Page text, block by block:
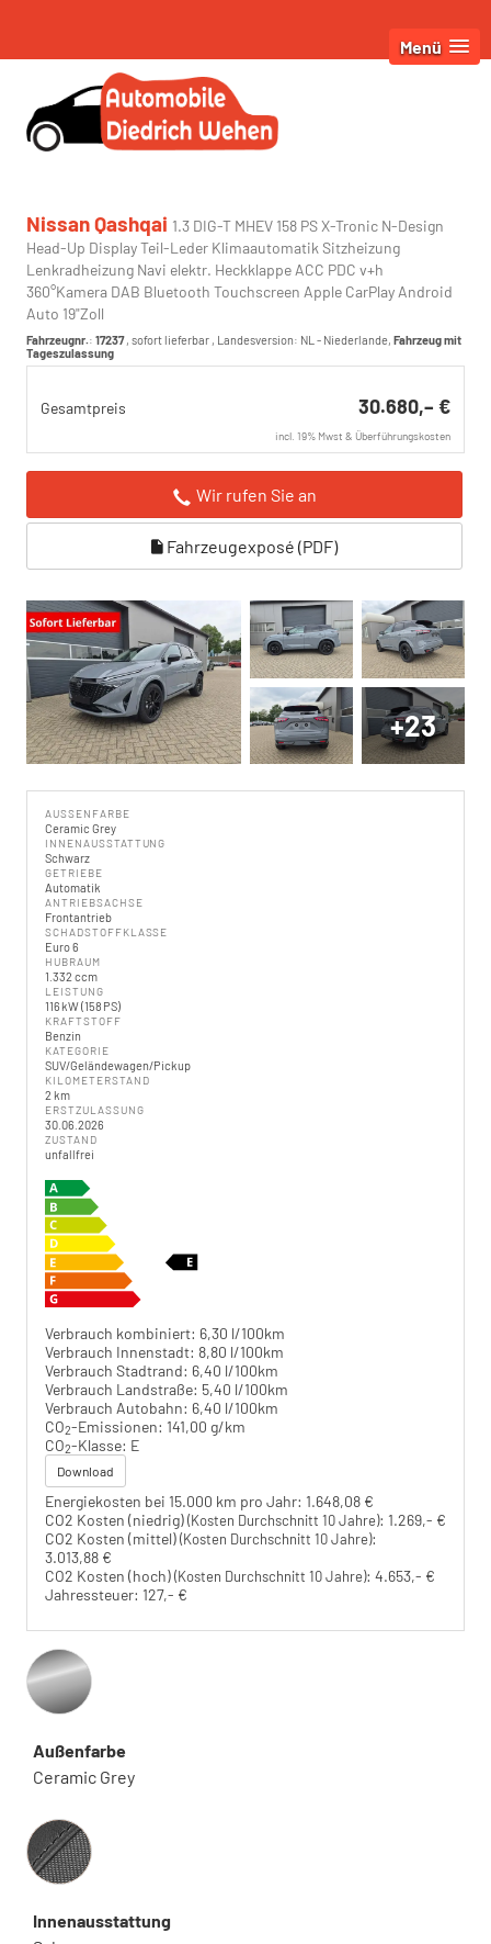
Menü
Nissan Qashqai 1.3 DIG-T MHEV 158 PS X-Tronic N-Design
Head-Up Display Teil-Leder Klimaautomatik Sitzheizung
Lenkradheizung Navi elektr. Heckklappe ACC PDC v+h
360°Kamera DAB Bluetooth Touchscreen Apple CarPlay Android
Auto 19"Zoll
Fahrzeugnr.: 17237, sofort lieferbar , Landesversion: NL - Niederlande, Fahrzeug mit
Tageszulassung
Gesamtpreis 30.680,– €
incl. 19% Mwst & Überführungskosten
Wir rufen Sie an
Fahrzeugexposé (PDF)
+23
AUSSENFARBE
Ceramic Grey
INNENAUSSTATTUNG
Schwarz
GETRIEBE
Automatik
ANTRIEBSACHSE
Frontantrieb
SCHADSTOFFKLASSE
Euro 6
HUBRAUM
1.332 ccm
LEISTUNG
116 kW (158 PS)
KRAFTSTOFF
Benzin
KATEGORIE
SUV/Geländewagen/Pickup
KILOMETERSTAND
2 km
ERSTZULASSUNG
30.06.2026
ZUSTAND
unfallfrei
Verbrauch kombiniert: 6,30 l/100km
Verbrauch Innenstadt: 8,80 l/100km
Verbrauch Stadtrand: 6,40 l/100km
Verbrauch Landstraße: 5,40 l/100km
Verbrauch Autobahn: 6,40 l/100km
CO2-Emissionen: 141,00 g/km
CO2-Klasse: E
Download
Energiekosten bei 15.000 km pro Jahr: 1.648,08 €
CO2 Kosten (niedrig)(Kosten Durchschnitt 10 Jahre): 1.269,- €
CO2 Kosten (mittel)(Kosten Durchschnitt 10 Jahre):
3.013,88 €
CO2 Kosten (hoch)(Kosten Durchschnitt 10 Jahre): 4.653,- €
Jahressteuer: 127,- €
Außenfarbe
Ceramic Grey
Innenausstattung
Innenausstattung